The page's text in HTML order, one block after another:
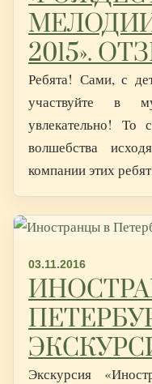
2015».
Ребята! Сами, с
участвуйте в
увлекательно! То
волшебства
компании этих
03.11.2016
Экскурсия